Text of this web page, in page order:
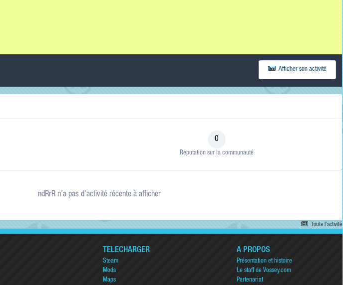
Tousles termes
de ma
Afficher son activité
0
Réputation sur la communauté
ndRrR n’a pas d’activité récente à afficher
Toute l’activité
TÉLÉCHARGER
Steam
Mods
Maps
A PROPOS
Présentation et histoire
Le staff de Vossey.com
Partenariat